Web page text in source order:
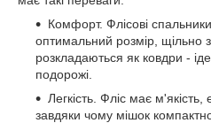
Комфорт. Флісові
оптимальний розмір, щільно
розкладаються як ковдри -
подорожі.
Легкість. Фліс має м'якість,
завдяки чому мішок